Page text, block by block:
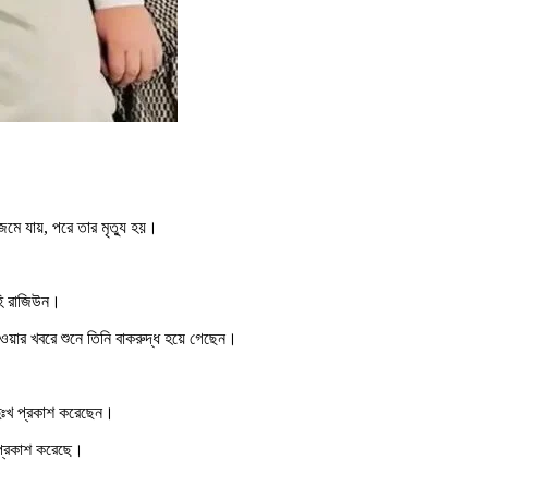
যায়, পরে তার মৃত্যু হয়।
রাজিউন।
খবরে শুনে তিনি বাকরুদ্ধ হয়ে গেছেন।
প্রকাশ করেছেন।
করেছে।